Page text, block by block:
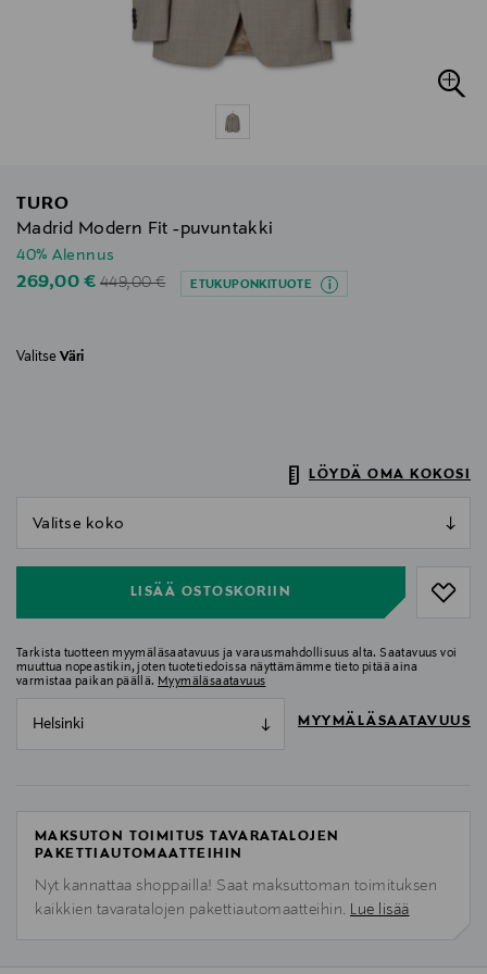
TURO
Madrid Modern Fit -puvuntakki
40% Alennus
Discounted Price
269,00 €Original Price
449,00 € ETUKUPONKITUOTE
Valitse Väri
LÖYDÄ OMA KOKOSI
LISÄÄ OSTOSKORIIN
Tarkista tuotteen myymäläsaatavuus ja varausmahdollisuus alta. Saatavuus voi
muuttua nopeastikin, joten tuotetiedoissa näyttämämme tieto pitää aina
varmistaa paikan päällä. Myymäläsaatavuus
Helsinki MYYMÄLÄSAATAVUUS
MAKSUTON TOIMITUS TAVARATALOJEN
PAKETTIAUTOMAATTEIHIN
Nyt kannattaa shoppailla! Saat maksuttoman toimituksen
kaikkien tavaratalojen pakettiautomaatteihin. Lue lisää